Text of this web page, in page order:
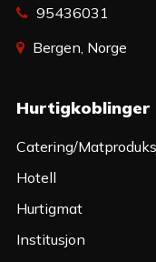
95436031
Bergen, Norge
Hurtigkoblinger
Catering/
Hotell
Hurtigmat
Institusjon